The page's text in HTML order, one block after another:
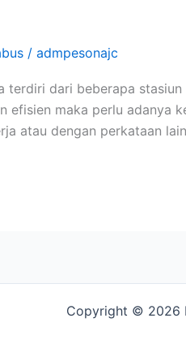
/ admpesonajc
terdiri dari beberapa
maka perlu adanya
atau dengan perkataan
Copyright © 2026